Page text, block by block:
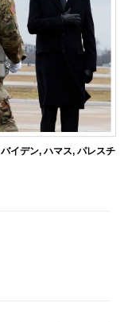
バイデン, ハマス, パレスチ